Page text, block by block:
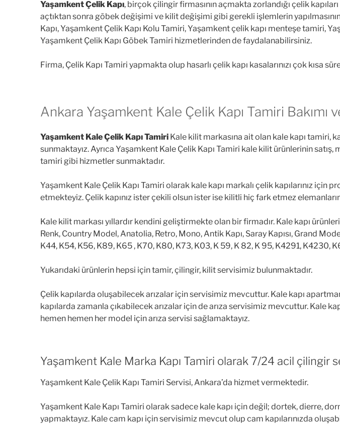
Yaşamkent Çelik Kapı, birçok çilingir firmasının açmakta zorlandığı çelik
açtıktan sonra göbek değişimi ve kilit değişimi gibi gerekli işlemlerin
Kapı, Yaşamkent Çelik Kapı Kolu Tamiri, Yaşamkent çelik kapı menteşe tamiri,
Yaşamkent Çelik Kapı Göbek Tamiri hizmetlerinden de faydalanabilirsiniz.
Firma, Çelik Kapı Tamiri yapmakta olup hasarlı çelik kapı kasalarınızı çok
Ankara Yaşamkent Kale Çelik Kapı Tamiri Bakımı
Yaşamkent Kale Çelik Kapı Tamiri Kale kilit markasına ait olan kale kapı
sunmaktayız. Ayrıca Yaşamkent Kale Çelik Kapı Tamiri kale kilit ürünlerinin
tamiri gibi hizmetler sunmaktadır.
Yaşamkent Kale Çelik Kapı Tamiri olarak kale kapı markalı çelik kapılarınız
etmekteyiz. Çelik kapınız ister çekili olsun ister ise kilitli hiç fark etmez
Kale kilit markası yıllardır kendini geliştirmekte olan bir firmadır. Kale kapı
Renk, Country Model, Anatolia, Retro, Mono, Antik Kapı, Saray Kapısı, Grand
K44, K54, K56, K89, K65 , K70, K80, K73, K03, K 59, K 82, K 95, K4291, K4230,
Yukarıdaki ürünlerin hepsi için tamir, çilingir, kilit servisimiz bulunmaktadır.
Çelik kapılarda oluşabilecek arızalar için servisimiz mevcuttur. Kale kapı
kapılarda zamanla çıkabilecek arızalar için de arıza servisimiz mevcuttur. Kale
hemen hemen her model için arıza servisi sağlamaktayız.
Yaşamkent Kale Marka Kapı Tamiri olarak 7/24 acil çilingir
Yaşamkent Kale Çelik Kapı Tamiri Servisi, Ankara’da hizmet vermektedir.
Yaşamkent Kale Kapı Tamiri olarak sadece kale kapı için değil; dortek, dierre,
yapmaktayız. Kale cam kapı için servisimiz mevcut olup cam kapılarınızda